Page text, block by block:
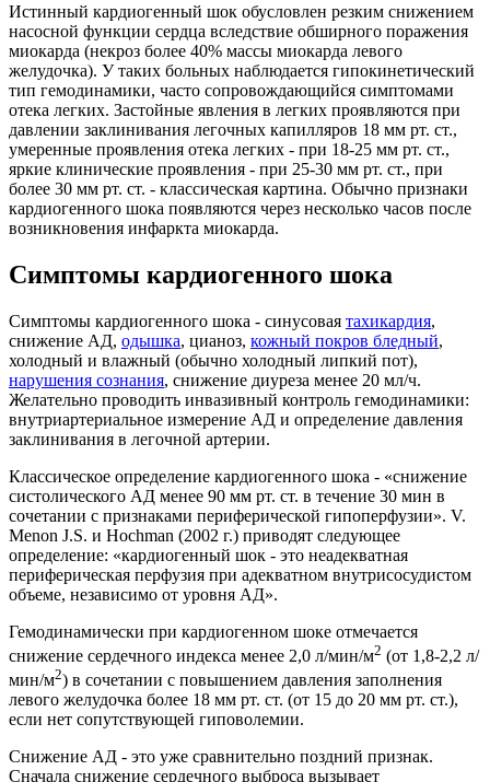
Истинный кардиогенный шок обусловлен резким снижением
насосной функции сердца вследствие обширного поражения
миокарда (некроз более 40% массы миокарда левого
желудочка). У таких больных наблюдается гипокинетический
тип гемодинамики, часто сопровождающийся симптомами
отека легких. Застойные явления в легких проявляются при
давлении заклинивания легочных капилляров 18 мм рт. ст.,
умеренные проявления отека легких - при 18-25 мм рт. ст.,
яркие клинические проявления - при 25-30 мм рт. ст., при
более 30 мм рт. ст. - классическая картина. Обычно признаки
кардиогенного шока появляются через несколько часов после
возникновения инфаркта миокарда.
Симптомы кардиогенного шока
Симптомы кардиогенного шока - синусовая тахикардия,
снижение АД, одышка, цианоз, кожный покров бледный,
холодный и влажный (обычно холодный липкий пот),
нарушения сознания, снижение диуреза менее 20 мл/ч.
Желательно проводить инвазивный контроль гемодинамики:
внутриартериальное измерение АД и определение давления
заклинивания в легочной артерии.
Классическое определение кардиогенного шока - «снижение
систолического АД менее 90 мм рт. ст. в течение 30 мин в
сочетании с признаками периферической гипоперфузии». V.
Menon J.S. и Hochman (2002 г.) приводят следующее
определение: «кардиогенный шок - это неадекватная
периферическая перфузия при адекватном внутрисосудистом
объеме, независимо от уровня АД».
Гемодинамически при кардиогенном шоке отмечается
снижение сердечного индекса менее 2,0 л/мин/м2 (от 1,8-2,2 л/
мин/м2) в сочетании с повышением давления заполнения
левого желудочка более 18 мм рт. ст. (от 15 до 20 мм рт. ст.),
если нет сопутствующей гиповолемии.
Снижение АД - это уже сравнительно поздний признак.
Сначала снижение сердечного выброса вызывает